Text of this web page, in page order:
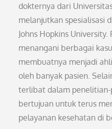
dokternya dari
melanjutkan spesialisasi
Johns Hopkins
menangani berbagai
membuatnya menjadi
oleh banyak pasien.
terlibat dalam
bertujuan untuk terus
pelayanan kesehatan di